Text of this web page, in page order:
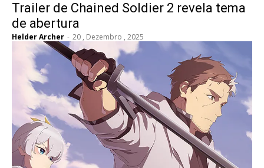
Trailer de Chained Soldier 2 revela tema
de abertura
Helder Archer - 20 , Dezembro , 2025